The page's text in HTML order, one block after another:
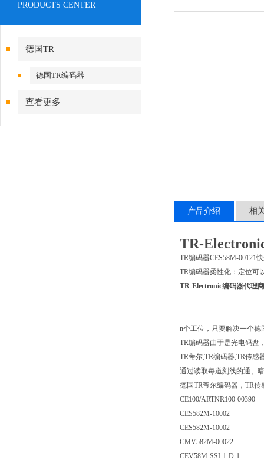
PRODUCTS CENTER
德国TR
德国TR编码器
查看更多
产品介绍 相
TR-
TR编码器CES58M-00121
TR编码器柔性化：定位可
TR-Electronic编码器代理
n个工位，只要解决一个
TR编码器由于是光电码盘
TR蒂尔,TR编码器,TR传感
通过读取每道刻线的通、
德国TR帝尔编码器，TR
CE100/ARTNR100-00390
CES582M-10002
CES582M-10002
CMV582M-00022
CEV58M-SSI-1-D-1